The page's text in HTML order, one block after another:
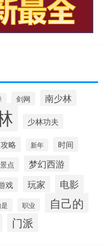
剑网 南少林
少林功夫
攻略 新年 时间
景点 梦幻西游
戏 玩家 电影
职业 自己的
门派